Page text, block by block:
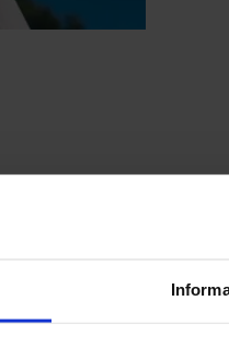
på egen hand i vår
för dig som väljer att
prislista - ta kontakt med oss.
Du får också en